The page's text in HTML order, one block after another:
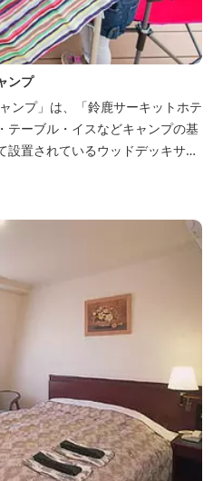
ンプ
ンプ」は、「鈴鹿サーキットホテ
テーブル・イスなどキャンプの基
置されているウッドデッキサイ
して楽しめる設備が整ったキャ
ャンプをお楽しみいただけるよう
トなどのレンタル品や国産牛BBQ